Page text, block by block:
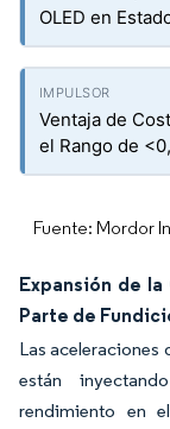
OLED en
Ventaja de
el Rango de
Fuente: Mordor
Expansión de
Parte de
Las aceleraciones
están
rendimiento en